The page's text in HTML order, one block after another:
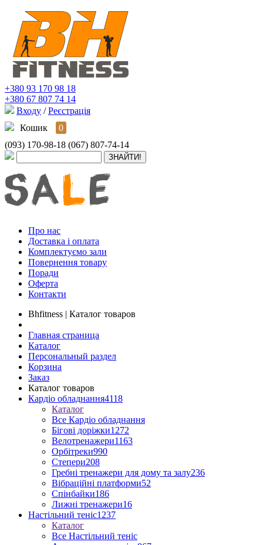
+380 93 170 98 18
+380 67 807 74 14
Входу / Реєстрація
Кошик
0
(093) 170-98-18 (067) 807-74-14
Про нас
Доставка і оплата
Комплектуємо зали
Повернення товару
Поради
Оферта
Контакти
Bhfitness | Каталог товаров
Главная страница
Каталог
Персональный раздел
Корзина
Заказ
Каталог товаров
Кардіо обладнання4118
Каталог
Все Кардіо обладнання
Бігові доріжки1272
Велотренажери1163
Орбітреки990
Степери208
Гребні тренажери для дому та залу236
Вібраційні платформи52
Спінбайки186
Лижні тренажери16
Настільний теніс1237
Каталог
Все Настільний теніс